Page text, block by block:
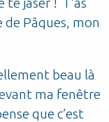
Pâques, mon
beau là
ma fenêtre
que c’est